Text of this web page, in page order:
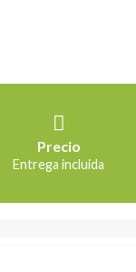
Precio
Entrega incluida